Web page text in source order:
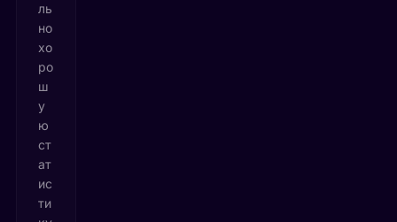
ль
но
хо
ро
ш
у
ю
ст
ат
ис
ти